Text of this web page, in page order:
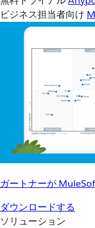
ビジネス担当者向け
ガートナーが
ダウンロードする
ソリューション